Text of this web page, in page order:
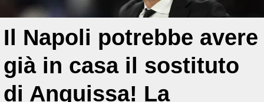
Il Napoli potrebbe avere
già in casa il sostituto
di Anguissa! La